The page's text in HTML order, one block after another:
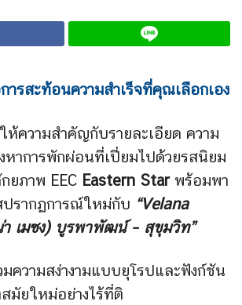
ารสะท้อนความสำเร็จที่คุณเลือกเอง
ความสำคัญกับรายละเอียด ความ
าการพักผ่อนที่เปี่ยมไปด้วยรสนิยม
ยภาพ EEC Eastern Starพร้อมพา
รากฏการณ์ใหม่กับ “Velana
า เมซง) บูรพาพัฒน์ – สุขุมวิท”
ความสง่างามแบบยุโรปและฟังก์ชัน
มัยใหม่อย่างไร้ที่ติ